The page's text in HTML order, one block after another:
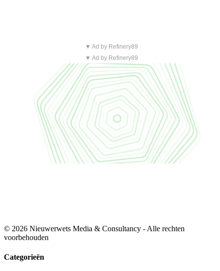
▼ Ad by Refinery89
▼ Ad by Refinery89
© 2026 Nieuwerwets Media & Consultancy - Alle rechten
voorbehouden
Categorieën